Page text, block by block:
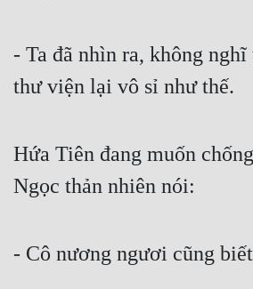
- Ta đã nhìn ra, không
thư viện lại vô sỉ như thế.
Hứa Tiên đang muốn
Ngọc thản nhiên nói:
- Cô nương ngươi cũng